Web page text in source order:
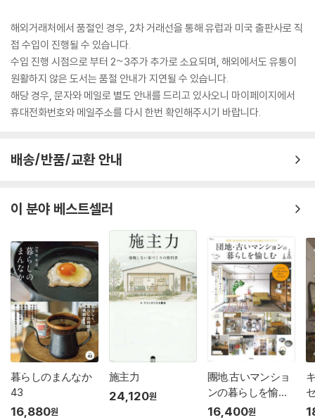
해외거래처에서 품절인 경우, 2차 거래선을 통해 유럽과 미국 출판사로 직
접 수입이 진행될 수 있습니다.
수입 진행 시점으로 부터 2~3주가 추가로 소요되며, 해외에서도 유통이
원활하지 않은 도서는 품절 안내가 지연될 수 있습니다.
해당 경우, 문자와 메일로 별도 안내를 드리고 있사오니 마이페이지에서
휴대전화번호와 메일주소를 다시 한번 확인해주시기 바랍니다.
배송/반품/교환 안내
이 분야 베스트셀러
暮らしのまんなか
43
16,880원
施主力
24,120원
團地.古いマンショ
ンの暮らしを愉し
む
16,400원